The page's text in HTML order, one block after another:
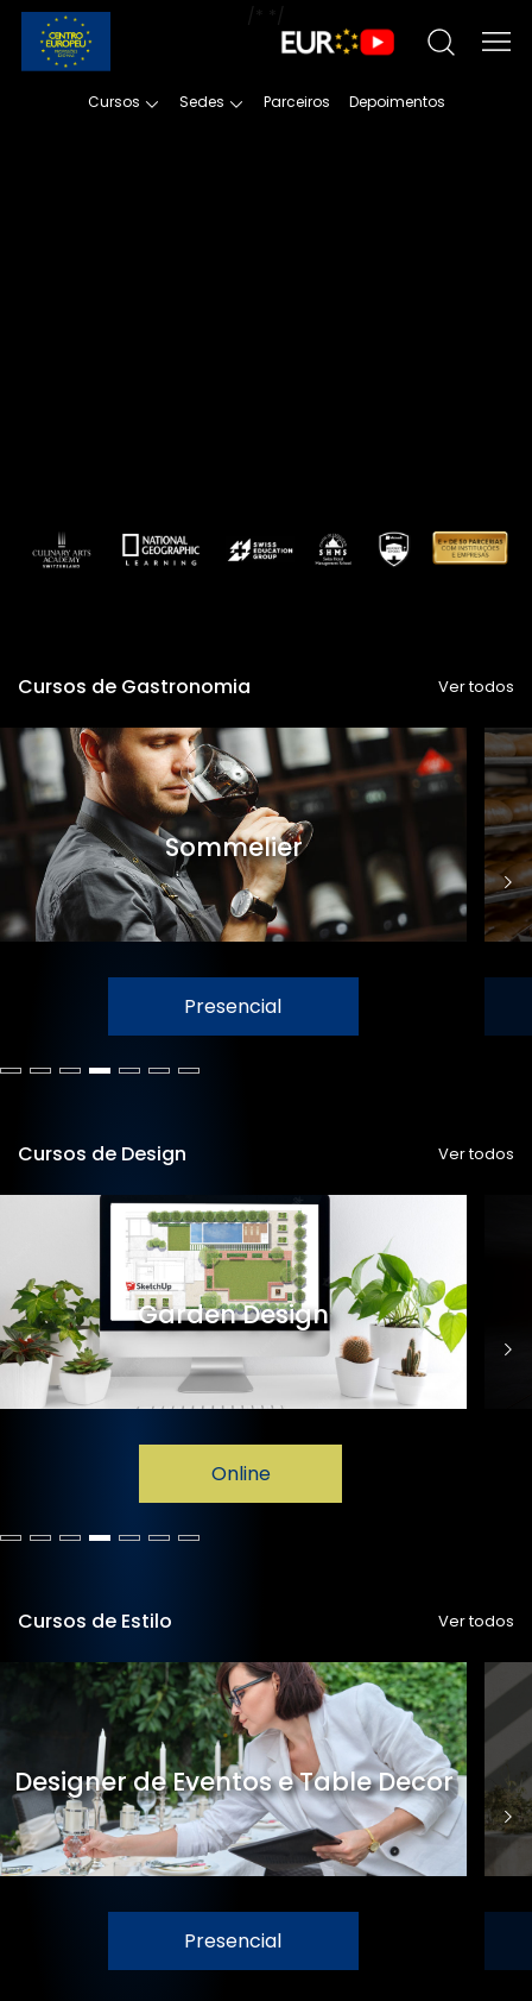
Cursos Sedes Parceiros Depoimentos
/* */
Cursos de Gastronomia Ver todos
Sommelier
Presencial
Cursos de Design Ver todos
Garden Design
Online
Cursos de Estilo Ver todos
Designer de Eventos e Table Decor
Presencial